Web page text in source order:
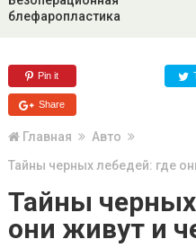
блефаропластика
Pin it
Share
Главная
Авто
Тайны черных лебедей: где
Тайны
они живут и